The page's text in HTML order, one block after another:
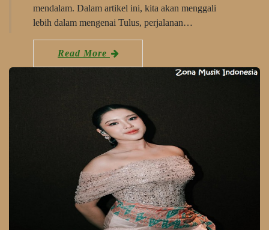
mendalam. Dalam artikel ini, kita akan menggali
lebih dalam mengenai Tulus, perjalanan…
Read More